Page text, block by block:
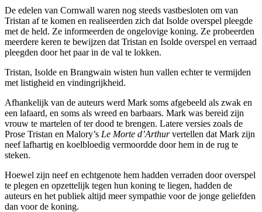
De edelen van Cornwall waren nog steeds vastbesloten om van
Tristan af te komen en realiseerden zich dat Isolde overspel pleegde
met de held. Ze informeerden de ongelovige koning. Ze probeerden
meerdere keren te bewijzen dat Tristan en Isolde overspel en verraad
pleegden door het paar in de val te lokken.
Tristan, Isolde en Brangwain wisten hun vallen echter te vermijden
met listigheid en vindingrijkheid.
Afhankelijk van de auteurs werd Mark soms afgebeeld als zwak en
een lafaard, en soms als wreed en barbaars. Mark was bereid zijn
vrouw te martelen of ter dood te brengen. Latere versies zoals de
Prose Tristan en Malory’s Le Morte d’Arthurvertellen dat Mark zijn
neef lafhartig en koelbloedig vermoordde door hem in de rug te
steken.
Hoewel zijn neef en echtgenote hem hadden verraden door overspel
te plegen en opzettelijk tegen hun koning te liegen, hadden de
auteurs en het publiek altijd meer sympathie voor de jonge geliefden
dan voor de koning.